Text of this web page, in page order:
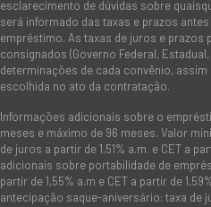
esclarecimento de dúvidas sobre
será informado das taxas e prazos
empréstimo. As taxas de juros e
consignados (Governo Federal,
determinações de cada convênio,
escolhida no ato da contratação.
Informações adicionais sobre o
meses e máximo de 96 meses. Valor
de juros a partir de 1,51% a.m. e CET a
adicionais sobre portabilidade de
partir de 1,55% a.m e CET a partir de
antecipação saque-aniversário: taxa de